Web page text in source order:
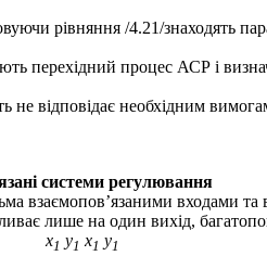
рівняння /4.21/знаходять
перехідний процес АСР і
не відповідає необхідним
системи регулювання
взаємопов’язаними входами та
лише на один вихід,
х1 y1 x1 y1